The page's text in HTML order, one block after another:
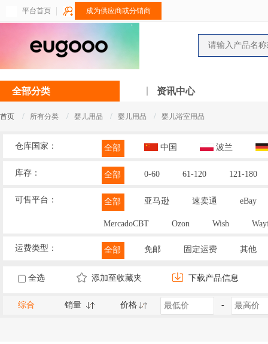
平台首页 成为供应商或分销商
全部分类 资讯中心
首页 / 所有分类 / 婴儿用品 / 婴儿用品 / 婴儿浴室用品
仓库国家： 全部 中国 波兰
库存： 全部 0-60 61-120 121-180
可售平台： 全部 亚马逊 速卖通 eBay
MercadoCBT Ozon Wish
运费类型： 全部 免邮 固定运费 其他
全选 添加至收藏夹 下载产品信息
综合 销量 价格 -